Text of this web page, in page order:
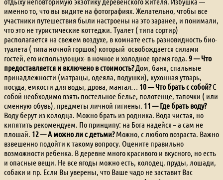
именно то, что вы видите на фотографиях. Желательно, чтобы все
участники путешествия были настроены на это заранее, и понимали,
что это не туристические коттеджи. Туалет ( типа сортир)
располагается на свежем воздухе, в комнате есть разновидность био-
туалета ( типа ночной горшок) который освобождается силами
гостей, его использующих- в ночное и холодное время года. 9 — Что
предоставляется и включено в стоимость?Дом, баня, спальные
принадлежности (матрацы, одеяла, подушки), кухонная утварь,
посуда, емкости для воды, дрова, мангал… 10 — Что брать с собой?С
собой необходимо взять постельное белье, полотенце, тапочки ( или
сменную обувь), предметы личной гигиены. 11 — Где брать воду?
Воду берут из колодца. Можно брать из родника. Вода чистая, но
кипятить рекомендуем. По принципу: на Бога надейся – а сам не
плошай. 12 — А можно ли с детьми?Можно, с любого возраста. Важно
взвешенно подойти к такому вопросу. Оцените правильно
возможности ребенка. В деревне много красивого и вкусного, но есть
и опасные вещи. Не все ягоды можно есть, колодец, пруды, лошади,
собаки и пр. Если Вы уверены, что Ваше чадо не заставит Вас